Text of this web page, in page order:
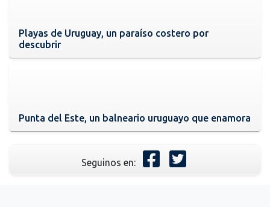
Playas de Uruguay, un paraíso costero por
descubrir
Punta del Este, un balneario uruguayo que enamora
Seguinos en: